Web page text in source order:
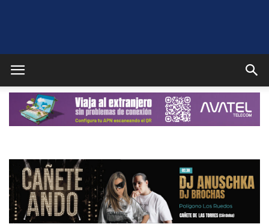
Puente
Genil
Noticias